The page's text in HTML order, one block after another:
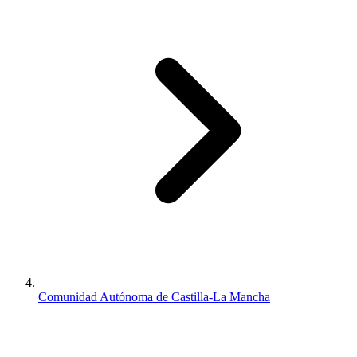
Comunidad Autónoma de Castilla-La Mancha